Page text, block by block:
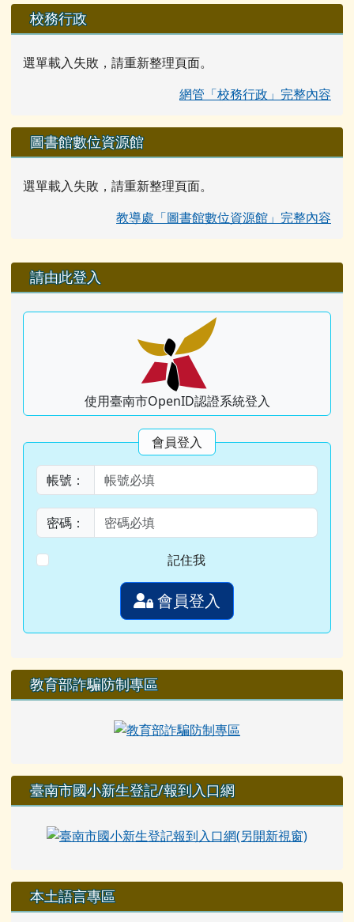
校務行政
選單載入失敗，請重新整理頁面。
網管「校務行政」完整內容
圖書館數位資源館
選單載入失敗，請重新整理頁面。
教導處「圖書館數位資源館」完整內容
右邊區域內容
請由此登入
使用臺南市OpenID認證系統登入
會員登入
帳號：
密碼：
記住我
會員登入
教育部詐騙防制專區
臺南市國小新生登記/報到入口網
本土語言專區